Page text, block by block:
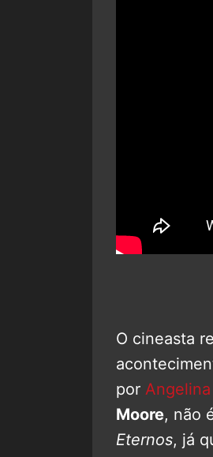
O cineasta
por
Moore, não
Eternos, já